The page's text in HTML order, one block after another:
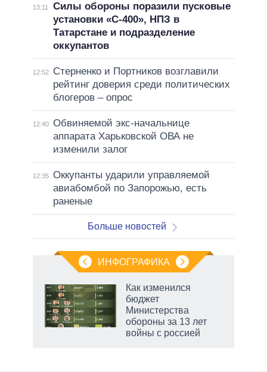
13:11
Силы обороны поразили пусковые
установки «С-400», НПЗ в
Татарстане и подразделение
оккупантов
12:52
Стерненко и Портников возглавили
рейтинг доверия среди политических
блогеров – опрос
12:40 Обвиняемой экс-начальнице
аппарата Харьковской ОВА не
изменили залог
12:35 Оккупанты ударили управляемой
авиабомбой по Запорожью, есть
раненые
Больше новостей
ИНФОГРАФИКА
Как изменился
бюджет
Министерства
обороны за 13 лет
войны с россией